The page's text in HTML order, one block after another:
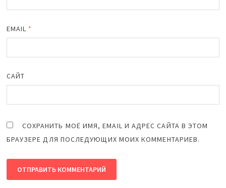
EMAIL *
САЙТ
СОХРАНИТЬ МОЁ ИМЯ, EMAIL И АДРЕС САЙТА В ЭТОМ
БРАУЗЕРЕ ДЛЯ ПОСЛЕДУЮЩИХ МОИХ КОММЕНТАРИЕВ.